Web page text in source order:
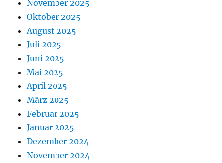
November 2025
Oktober 2025
August 2025
Juli 2025
Juni 2025
Mai 2025
April 2025
März 2025
Februar 2025
Januar 2025
Dezember 2024
November 2024